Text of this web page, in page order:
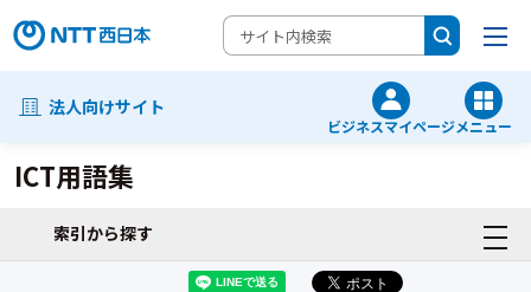
法人向けサイト
ビジネスマイページメニュー
ICT用語集
索引から探す